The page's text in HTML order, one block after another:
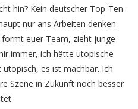
hin? Kein deutscher Top-Ten-
nur ans Arbeiten denken
euer Team, zieht junge
immer, ich hätte utopische
es ist machbar. Ich
Szene in Zukunft noch besser